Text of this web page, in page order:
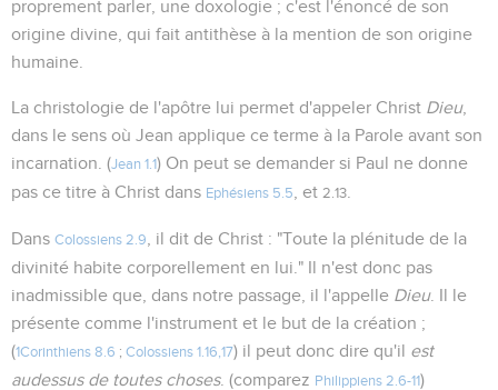
proprement parler, une doxologie ; c'est l'énoncé de son
origine divine, qui fait antithèse à la mention de son origine
humaine.
La christologie de l'apôtre lui permet d'appeler Christ Dieu,
dans le sens où Jean applique ce terme à la Parole avant son
incarnation. (Jean 1.1) On peut se demander si Paul ne donne
pas ce titre à Christ dans Ephésiens 5.5 , et 2.13
Dans Colossiens 2.9
, il dit de Christ : "Toute la plénitude de la
divinité habite corporellement en lui." Il n'est donc pas
inadmissible que, dans notre passage, il l'appelle Dieu. Il le
présente comme l'instrument et le but de la création ;
(1Corinthiens 8.6 ; Colossiens 1.16,17) il peut donc dire qu'il est
audessus de toutes choses. (comparez Philippiens 2.6-11)